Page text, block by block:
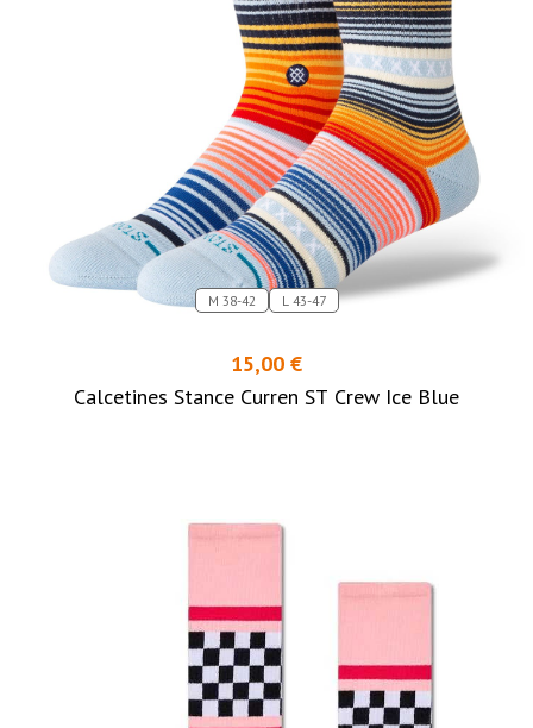
M 38-42 L 43-47
15,00 €
Calcetines Stance Curren ST Crew Ice Blue